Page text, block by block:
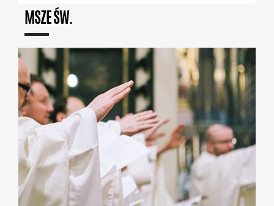
MSZE ŚW.